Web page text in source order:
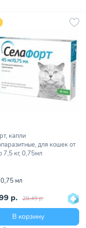
капли
для кошек от
7,5 кг, 0,75мл
0,75 мл
р. 29,49 р.
В корзину